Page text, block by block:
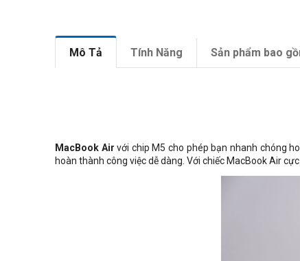
Mô Tả Tính Năng Sản phẩm bao
MacBook Air với chip M5 cho phép bạn nhanh chóng
hoàn thành công việc dễ dàng. Với chiếc MacBook Air